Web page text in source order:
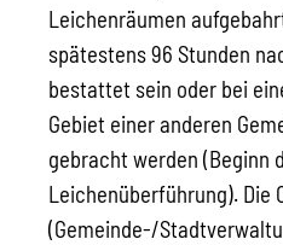
Leichenräumen
spätestens 96 Stunden
bestattet sein oder bei
Gebiet einer anderen
gebracht werden (Beginn
Leichenüberführung). Die
(Gemeinde-/